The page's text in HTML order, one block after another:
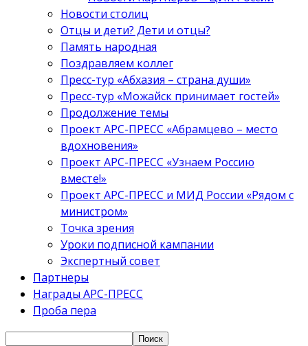
Новости столиц
Отцы и дети? Дети и отцы?
Память народная
Поздравляем коллег
Пресс-тур «Абхазия – страна души»
Пресс-тур «Можайск принимает гостей»
Продолжение темы
Проект АРС-ПРЕСС «Абрамцево – место
вдохновения»
Проект АРС-ПРЕСС «Узнаем Россию
вместе!»
Проект АРС-ПРЕСС и МИД России «Рядом с
министром»
Точка зрения
Уроки подписной кампании
Экспертный совет
Партнеры
Награды АРС-ПРЕСС
Проба пера